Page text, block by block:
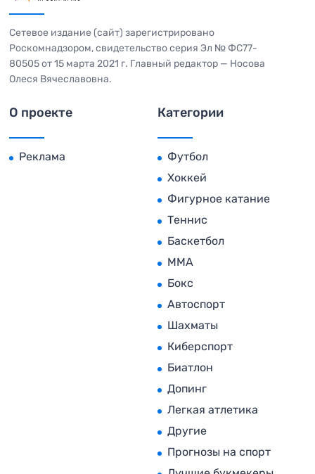
Сетевое издание (сайт) зарегистрировано
Роскомнадзором, свидетельство серия Эл № ФС77-
80505 от 15 марта 2021 г. Главный редактор — Носова
Олеся Вячеславовна.
О проекте
Реклама
Категории
Футбол
Хоккей
Фигурное катание
Теннис
Баскетбол
MMA
Бокс
Автоспорт
Шахматы
Киберспорт
Биатлон
Допинг
Легкая атлетика
Другие
Прогнозы на спорт